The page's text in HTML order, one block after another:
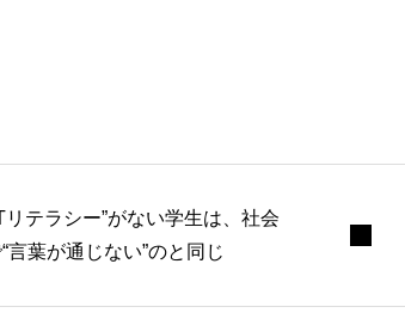
リテラシー”がない学生は、社会
言葉が通じない”のと同じ